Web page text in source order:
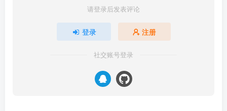
请登录后发表评论
登录 注册
社交账号登录